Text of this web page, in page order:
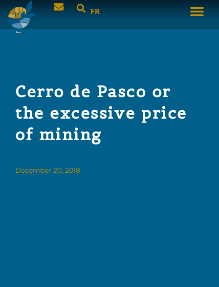
FR
Cerro de Pasco or
the excessive price
of mining
December 20, 2018